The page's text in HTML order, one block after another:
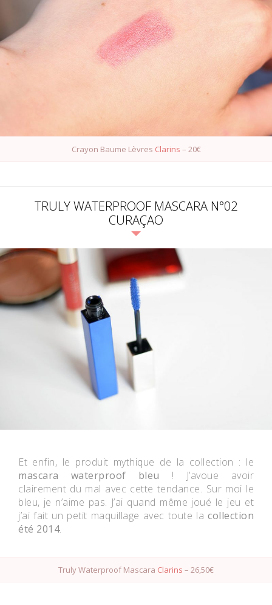
Crayon Baume Lèvres Clarins – 20€
TRULY WATERPROOF MASCARA N°02
CURAÇAO
Et enfin, le produit mythique de la collection : le
mascara waterproof bleu ! J’avoue avoir
clairement du mal avec cette tendance. Sur moi le
bleu, je n’aime pas. J’ai quand même joué le jeu et
j’ai fait un petit maquillage avec toute la collection
été 2014.
Truly Waterproof Mascara Clarins – 26,50€